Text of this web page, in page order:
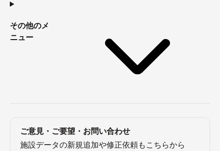
その他のメ
ニュー
ご意見・ご要望・お問い合わせ
施設データの新規追加や修正依頼もこちらから